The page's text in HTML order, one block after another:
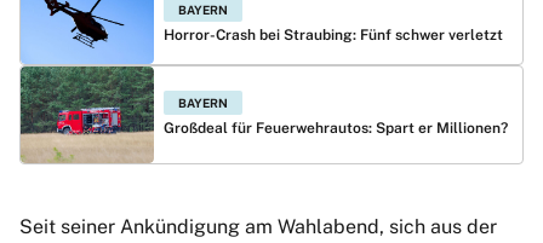
BAYERN
Horror-Crash bei Straubing: Fünf schwer verletzt
BAYERN
Großdeal für Feuerwehrautos: Spart er Millionen?
Seit seiner Ankündigung am Wahlabend, sich aus der